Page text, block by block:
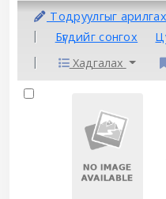
Тодруулгыг арилгах
Бүгдийг сонгох
Хадгалах
Results